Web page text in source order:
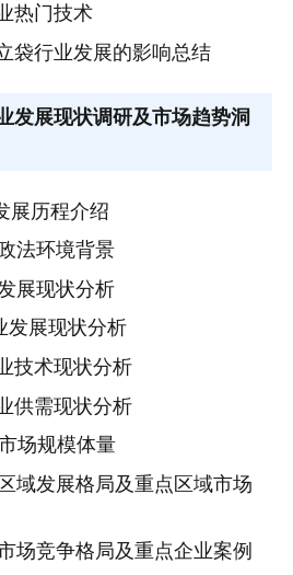
热门技术
袋行业发展的影响总结
发展现状调研及市场趋势洞
展历程介绍
法环境背景
展现状分析
发展现状分析
技术现状分析
供需现状分析
场规模体量
域发展格局及重点区域市场
场竞争格局及重点企业案例